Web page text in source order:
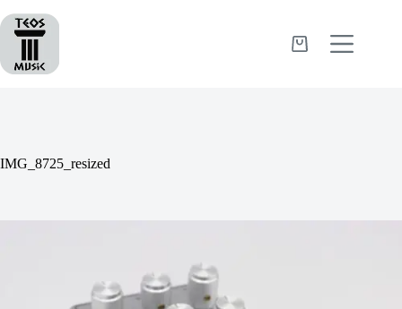
au
contenu
Panier
IMG_8725_resized